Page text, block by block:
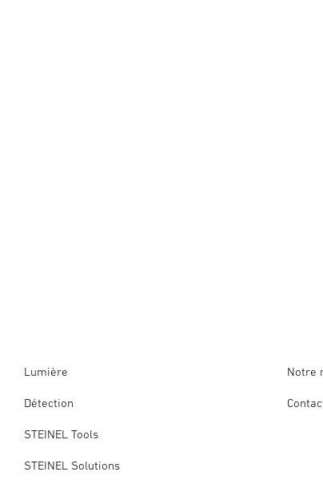
Lumière
Détection
STEINEL Tools
STEINEL Solutions
Notre